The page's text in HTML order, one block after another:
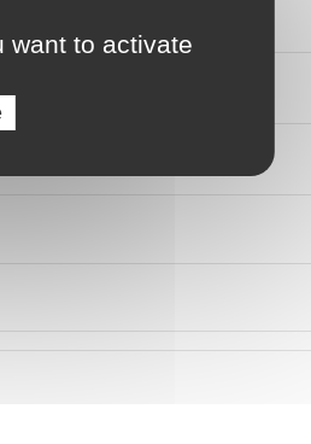
want to activate